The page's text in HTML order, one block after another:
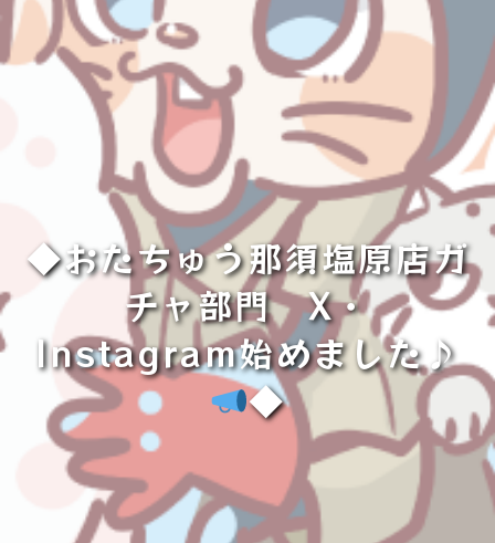
◆おたちゅう那須塩原店ガ
チャ部門 X・
Instagram始めました♪
◆